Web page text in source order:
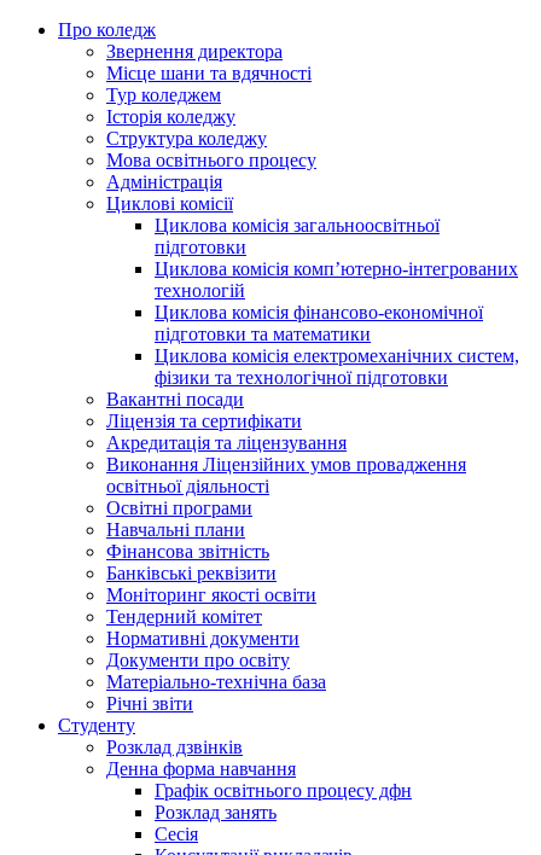
Про коледж
Звернення директора
Місце шани та вдячності
Тур коледжем
Історія коледжу
Структура коледжу
Мова освітнього процесу
Адміністрація
Циклові комісії
Циклова комісія загальноосвітньої
підготовки
Циклова комісія комп’ютерно-інтегрованих
технологій
Циклова комісія фінансово-економічної
підготовки та математики
Циклова комісія електромеханічних систем,
фізики та технологічної підготовки
Вакантні посади
Ліцензія та сертифікати
Акредитація та ліцензування
Виконання Ліцензійних умов провадження
освітньої діяльності
Освітні програми
Навчальні плани
Фінансова звітність
Банківські реквізити
Моніторинг якості освіти
Тендерний комітет
Нормативні документи
Документи про освіту
Матеріально-технічна база
Річні звіти
Студенту
Розклад дзвінків
Денна форма навчання
Графік освітнього процесу дфн
Розклад занять
Сесія